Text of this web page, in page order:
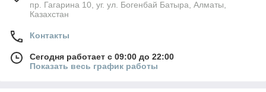
пр. Гагарина 10, уг. ул. Богенбай Батыра, Алматы,
Казахстан
Контакты
Сегодня работает с 09:00 до 22:00
Показать весь график работы